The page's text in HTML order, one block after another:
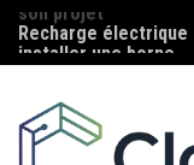
Aller
au
contenu
Recharge électrique
installer une borne